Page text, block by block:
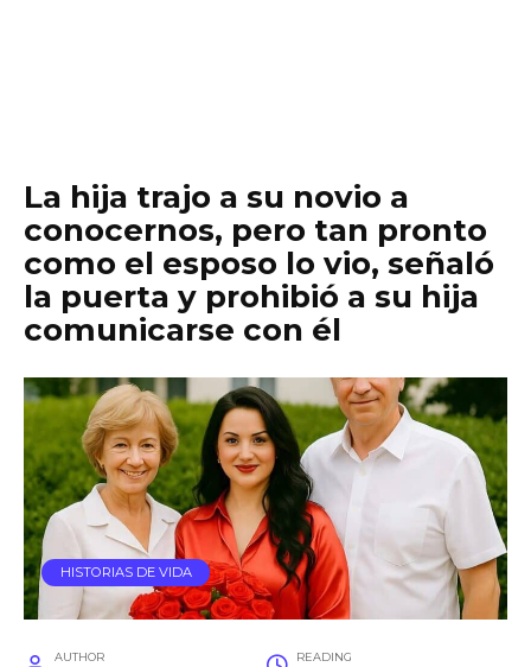
La hija trajo a su novio a
conocernos, pero tan pronto
como el esposo lo vio, señaló
la puerta y prohibió a su hija
comunicarse con él
HISTORIAS DE VIDA
AUTHOR READING